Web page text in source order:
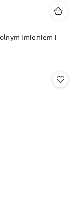
imieniem i